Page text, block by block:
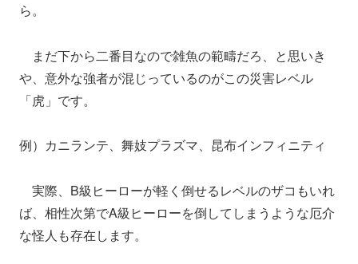
ら。
まだ下から二番目なので雑魚の範疇だろ、と思いき
や、意外な強者が混じっているのがこの災害レベル
「虎」です。
例）カニランテ、舞妓プラズマ、昆布インフィニティ
実際、B級ヒーローが軽く倒せるレベルのザコもいれ
ば、相性次第でA級ヒーローを倒してしまうような厄介
な怪人も存在します。